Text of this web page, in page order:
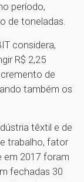
período,
de toneladas.
considera,
R$ 2,25
de
também os
têxtil e de
trabalho, fator
em 2017 foram
fechadas 30